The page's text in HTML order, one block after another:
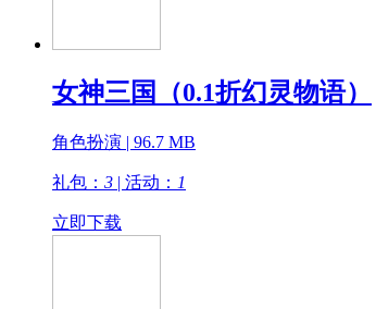
女神三国（0.1折幻灵物语）
角色扮演 | 96.7 MB
礼包： 3 | 活动： 1
立即下载